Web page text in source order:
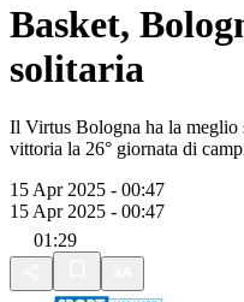
Basket,
solitaria
Il Virtus Bologna ha la meglio
vittoria la 26° giornata di
15 Apr 2025 - 00:47
15 Apr 2025 - 00:47
01:29